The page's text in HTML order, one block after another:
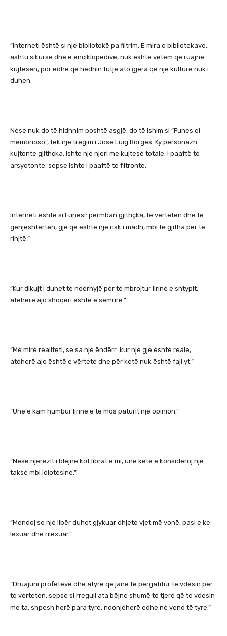
“Interneti është si një bibliotekë pa filtrim. E mira e bibliotekave,
ashtu sikurse dhe e enciklopedive, nuk është vetëm që ruajnë
kujtesën, por edhe që hedhin tutje ato gjëra që një kulture nuk i
duhen.
Nëse nuk do të hidhnim poshtë asgjë, do të ishim si “Funes el
memorioso”, tek një tregim i Jose Luig Borges. Ky personazh
kujtonte gjithçka: ishte një njeri me kujtesë totale, i paaftë të
arsyetonte, sepse ishte i paaftë të filtronte.
Interneti është si Funesi: përmban gjithçka, të vërtetën dhe të
gënjeshtërtën, gjë që është një risk i madh, mbi të gjitha për të
rinjtë.”
“Kur dikujt i duhet të ndërhyjë për të mbrojtur lirinë e shtypit,
atëherë ajo shoqëri është e sëmurë.”
“Më mirë realiteti, se sa një ëndërr: kur një gjë është reale,
atëherë ajo është e vërtetë dhe për këtë nuk është faji yt.”
“Unë e kam humbur lirinë e të mos paturit një opinion.”
“Nëse njerëzit i blejnë kot librat e mi, unë këtë e konsideroj një
taksë mbi idiotësinë.”
“Mendoj se një libër duhet gjykuar dhjetë vjet më vonë, pasi e ke
lexuar dhe rilexuar.”
“Druajuni profetëve dhe atyre që janë të përgatitur të vdesin për
të vërtetën, sepse si rregull ata bëjnë shumë të tjerë që të vdesin
me ta, shpesh herë para tyre, ndonjëherë edhe në vend të tyre.”